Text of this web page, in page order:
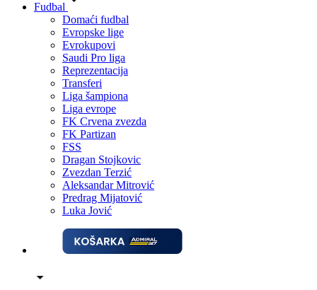
Fudbal
Domaći fudbal
Evropske lige
Evrokupovi
Saudi Pro liga
Reprezentacija
Transferi
Liga šampiona
Liga evrope
FK Crvena zvezda
FK Partizan
FSS
Dragan Stojkovic
Zvezdan Terzić
Aleksandar Mitrović
Predrag Mijatović
Luka Jović